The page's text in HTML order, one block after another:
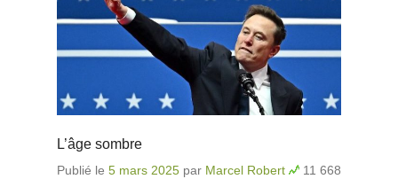
L’âge sombre
Publié le 5 mars 2025 par Marcel Robert
11 668